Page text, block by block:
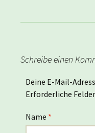
Schreibe einen
Deine E-Mail-
Erforderliche
Name *